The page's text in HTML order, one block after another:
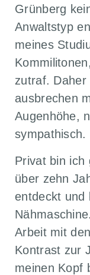
Grünberg
Anwaltstyp
meines
zutraf.
ausbrechen
Augenhöhe,
sympathisch.
Privat bin ich
über zehn
entdeckt und
Arbeit mit
Kontrast zur
meinen Kopf